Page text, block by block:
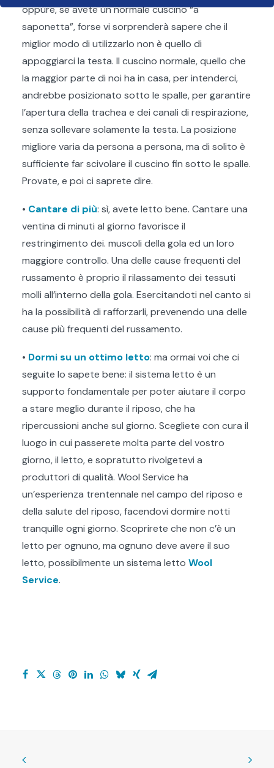
oppure, se avete un normale cuscino “a
saponetta”, forse vi sorprenderà sapere che il
miglior modo di utilizzarlo non è quello di
appoggiarci la testa. Il cuscino normale, quello che
la maggior parte di noi ha in casa, per intenderci,
andrebbe posizionato sotto le spalle, per garantire
l’apertura della trachea e dei canali di respirazione,
senza sollevare solamente la testa. La posizione
migliore varia da persona a persona, ma di solito è
sufficiente far scivolare il cuscino fin sotto le spalle.
Provate, e poi ci saprete dire.
• Cantare di più: sì, avete letto bene. Cantare una
ventina di minuti al giorno favorisce il
restringimento dei. muscoli della gola ed un loro
maggiore controllo. Una delle cause frequenti del
russamento è proprio il rilassamento dei tessuti
molli all’interno della gola. Esercitandoti nel canto si
ha la possibilità di rafforzarli, prevenendo una delle
cause più frequenti del russamento.
• Dormi su un ottimo letto: ma ormai voi che ci
seguite lo sapete bene: il sistema letto è un
supporto fondamentale per poter aiutare il corpo
a stare meglio durante il riposo, che ha
ripercussioni anche sul giorno. Scegliete con cura il
luogo in cui passerete molta parte del vostro
giorno, il letto, e sopratutto rivolgetevi a
produttori di qualità. Wool Service ha
un’esperienza trentennale nel campo del riposo e
della salute del riposo, facendovi dormire notti
tranquille ogni giorno. Scoprirete che non c’è un
letto per ognuno, ma ognuno deve avere il suo
letto, possibilmente un sistema letto Wool
Service.